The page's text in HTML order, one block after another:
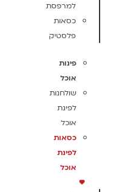
למרפסת
כסאות
פלסטיק
פינות
אוכל
שולחנות
לפינת
אוכל
כסאות
לפינת
אוכל